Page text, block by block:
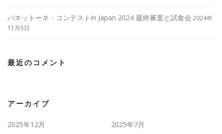
パネットーネ・コンテストin Japan 2024 最終審査と試食会 2024年
11月5日
最近のコメント
アーカイブ
2025年12月
2025年7月